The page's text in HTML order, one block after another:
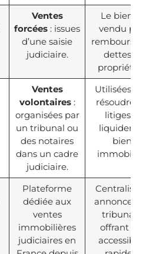
Ventes
forcées : issues
d’une saisie
judiciaire.
Le bien est
vendu pour
rembourser les
dettes du
propriétaire.
Ventes
volontaires:
organisées par
un tribunal ou
des notaires
dans un cadre
judiciaire.
Utilisées pour
résoudre des
litiges ou
liquider des
biens
immobiliers.
Plateforme
dédiée aux
ventes
immobilières
judiciaires en
Centralise les
annonces des
tribunaux,
offrant une
accessibilité